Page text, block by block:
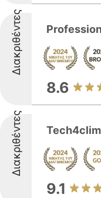
Διακριθέντες
8.6
Διακριθέντες
9.1